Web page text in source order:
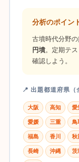
分析のポイン
古墳時代分野
円墳。定期テ
確認しよう。
📍 出題都道府県（
大阪 高知 愛
愛媛 三重 鳥
福島 香川 秋
長崎 沖縄 茨